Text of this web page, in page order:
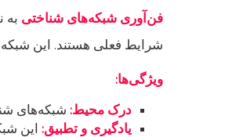
فن‌آوری شبکه‌های شناختی به
شرایط فعلی هستند. این
ویژگی‌ها:
درک محیط: شبکه‌های
یادگیری و تطبیق: این